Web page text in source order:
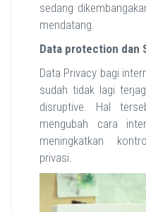
sedang
mendatang.
Data protection dan
Data Privacy bagi
sudah tidak lagi
disruptive. Hal
mengubah cara
meningkatkan
privasi.